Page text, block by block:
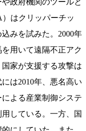
はクリッパーチッ
みを試みた。2000年
用いて遠隔不正アク
家が支援する攻撃は
は2010年、悪名高い
よる産業制御システ
している。一方、国